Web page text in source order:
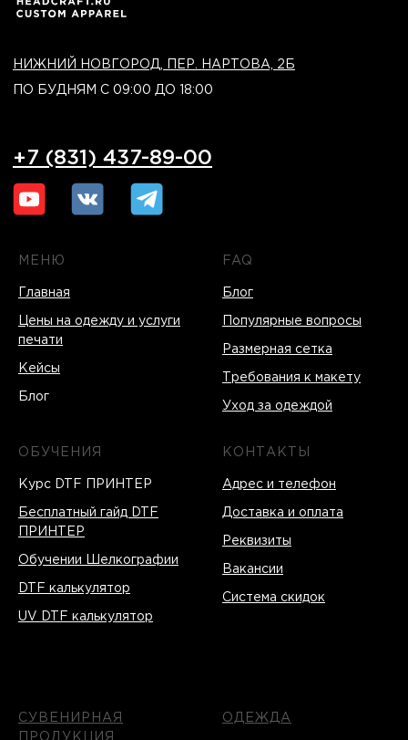
МЕНЮ
Главная
Цены на одежду и услуги
печати
Кейсы
Блог
FAQ
Блог
Популярные вопросы
Размерная сетка
Требования к макету
Уход за одеждой
ОБУЧЕНИЯ
Курс DTF ПРИНТЕР
Бесплатный гайд DTF
ПРИНТЕР
Обучении Шелкографии
DTF калькулятор
UV DTF калькулятор
КОНТАКТЫ
Адрес и телефон
Доставка и оплата
Реквизиты
Вакансии
Система скидок
СУВЕНИРНАЯ
ПРОДУКЦИЯ
ОДЕЖДА